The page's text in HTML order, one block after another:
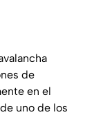
de
en el
uno de los